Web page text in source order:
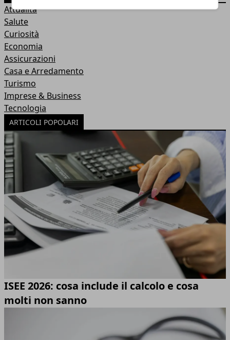
Attualità
Salute
Curiosità
Economia
Assicurazioni
Casa e Arredamento
Turismo
Imprese & Business
Tecnologia
ARTICOLI POPOLARI
ISEE 2026: cosa include il calcolo e cosa
molti non sanno